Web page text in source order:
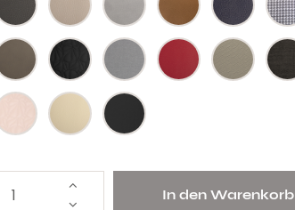
In den Warenkorb